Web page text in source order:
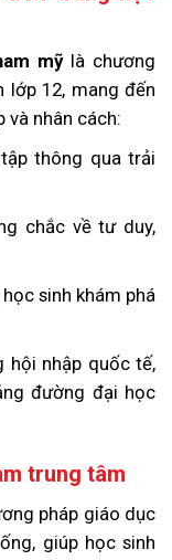
mỹlà chương
12, mang đến
nhân cách:
thông qua trải
chắc về tư duy,
sinh khám phá
hội nhập quốc tế,
đường đại học
trung tâm
pháp giáo dục
giúp học sinh